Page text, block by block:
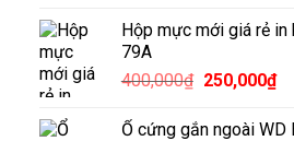
30,000₫.là:
Hộp mực mới giá rẻ in
79A
400,000₫ Giá
là:
250,000₫Giá
tại
Ổ cứng gắn ngoài WD